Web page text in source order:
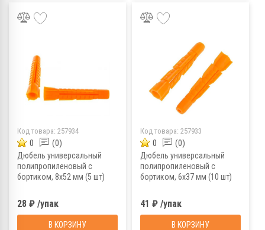
Код товара: 257934
0 (0)
Дюбель универсальный
полипропиленовый с
бортиком, 8x52 мм (5 шт)
28 ₽ /упак
В КОРЗИНУ
Код товара: 257933
0 (0)
Дюбель универсальный
полипропиленовый с
бортиком, 6x37 мм (10 шт)
41 ₽ /упак
В КОРЗИНУ